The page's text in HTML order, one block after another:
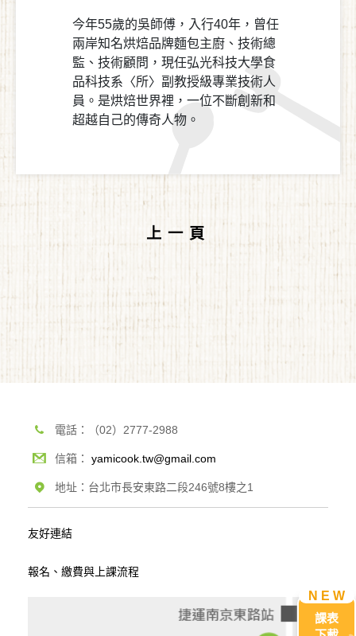
今年55歲的吳師傅，入行40年，曾任
兩岸知名烘焙品牌麵包主廚、技術總
監、技術顧問，現任弘光科技大學食
品科技系〈所〉副教授級專業技術人
員。是烘焙世界裡，一位不斷創新和
超越自己的傳奇人物。
上一頁
電話：（02）2777-2988
信箱： yamicook.tw@gmail.com
地址：台北市長安東路二段246號8樓之1
友好連結
報名、繳費與上課流程
課表